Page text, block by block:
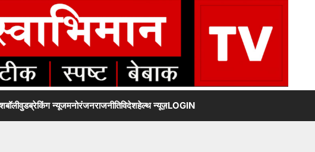
बॉलीवुडब्रेकिंग न्यूजमनोरंजनराजनीतिविदेशहेल्थ न्यूज़LOGIN